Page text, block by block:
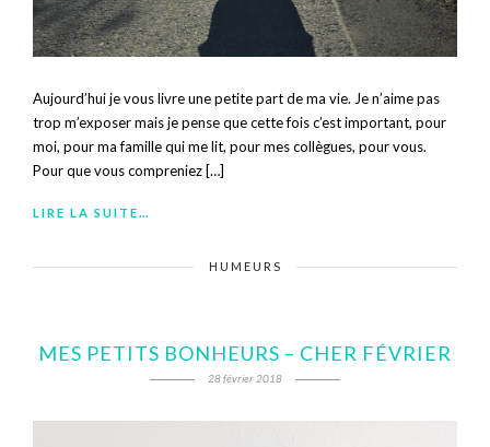
Aujourd’hui je vous livre une petite part de ma vie. Je n’aime pas
trop m’exposer mais je pense que cette fois c’est important, pour
moi, pour ma famille qui me lit, pour mes collègues, pour vous.
Pour que vous compreniez […]
LIRE LA SUITE…
HUMEURS
MES PETITS BONHEURS – CHER FÉVRIER
28 février 2018